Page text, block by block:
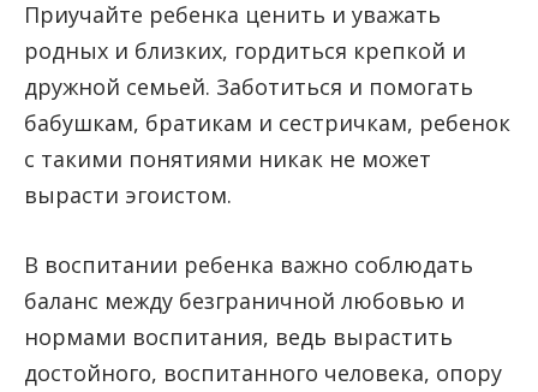
Приучайте ребенка ценить и уважать
родных и близких, гордиться крепкой и
дружной семьей. Заботиться и помогать
бабушкам, братикам и сестричкам, ребенок
с такими понятиями никак не может
вырасти эгоистом.
В воспитании ребенка важно соблюдать
баланс между безграничной любовью и
нормами воспитания, ведь вырастить
достойного, воспитанного человека, опору